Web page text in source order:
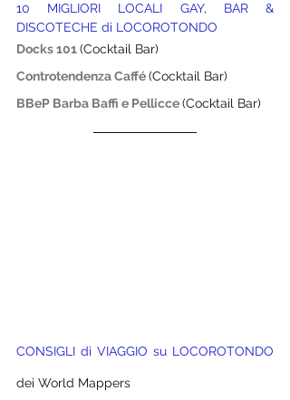
10 MIGLIORI LOCALI GAY, BAR &
DISCOTECHE di LOCOROTONDO
Docks 101(Cocktail Bar)
Controtendenza Caffé (Cocktail Bar)
BBeP Barba Baffi e Pellicce(Cocktail Bar)
dei World Mappers